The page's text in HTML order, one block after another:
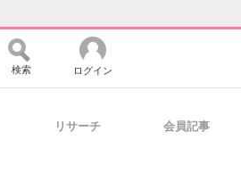
検索 ログイン
リサーチ 会員記事